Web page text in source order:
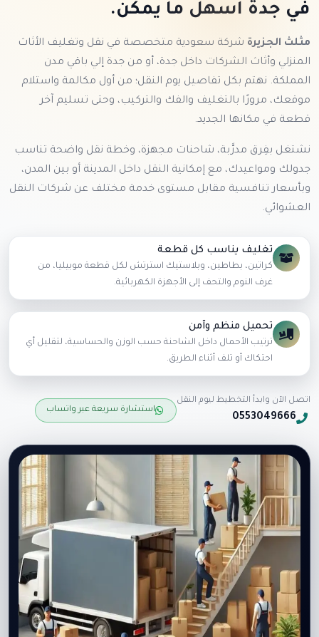
في جدة أسهل ما يمكن.
مثلث الجزيرة شركة سعودية متخصصة في نقل وتغليف الأثاث
المنزلي وأثاث الشركات داخل جدة، أو من جدة إلي باقي مدن
المملكة. نهتم بكل تفاصيل يوم النقل؛ من أول مكالمة واستلام
موقعك، مرورًا بالتغليف والفك والتركيب، وحتى تسليم آخر
قطعة في مكانها الجديد.
نشتغل بفِرق مدرَّبة، شاحنات مجهزة، وخطة نقل واضحة تناسب
جدولك ومواعيدك، مع إمكانية النقل داخل المدينة أو بين المدن،
وبأسعار تنافسية مقابل مستوى خدمة مختلف عن شركات النقل
العشوائي.
تغليف يناسب كل قطعة
كراتين، بطاطين، وبلاستيك استرتش لكل قطعة موبيليا، من
غرف النوم والتحف إلى الأجهزة الكهربائية.
تحميل منظم وآمن
ترتيب الأحمال داخل الشاحنة حسب الوزن والحساسية، لتقليل أي
احتكاك أو تلف أثناء الطريق.
اتصل الآن وابدأ التخطيط ليوم النقل
0553049666
استشارة سريعة عبر واتساب